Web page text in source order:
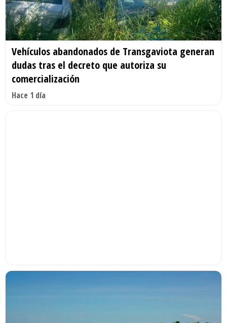
Vehículos abandonados de Transgaviota generan
dudas tras el decreto que autoriza su
comercialización
Hace 1 día